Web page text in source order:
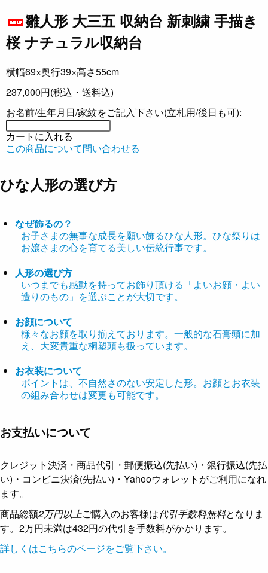
雛人形 大三五 収納台 新刺繍 手描き
桜 ナチュラル収納台
横幅69×奥行39×高さ55cm
237,000円(税込・送料込)
お名前/生年月日/家紋をご記入下さい(立札用/後日も可):
カートに入れる
この商品について問い合わせる
ひな人形の選び方
なぜ飾るの？
お子さまの無事な成長を願い飾るひな人形。ひな祭りは
お嬢さまの心を育てる美しい伝統行事です。
人形の選び方
いつまでも感動を持ってお飾り頂ける「よいお顔・よい
造りのもの」を選ぶことが大切です。
お顔について
様々なお顔を取り揃えております。一般的な石膏頭に加
え、大変貴重な桐塑頭も扱っています。
お衣装について
ポイントは、不自然さのない安定した形。お顔とお衣装
の組み合わせは変更も可能です。
お支払いについて
クレジット決済・商品代引・郵便振込(先払い)・銀行振込(先払
い)・コンビニ決済(先払い)・Yahooウォレットがご利用になれ
ます。
商品総額2万円以上ご購入のお客様は代引手数料無料となりま
す。2万円未満は432円の代引き手数料がかかります。
詳しくはこちらのページをご覧下さい。